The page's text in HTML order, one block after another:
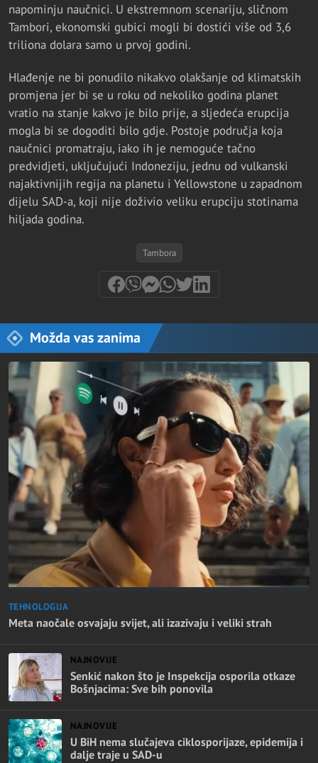
napominju naučnici. U ekstremnom scenariju, sličnom
Tambori, ekonomski gubici mogli bi dostići više od 3,6
triliona dolara samo u prvoj godini.
Hlađenje ne bi ponudilo nikakvo olakšanje od klimatskih
promjena jer bi se u roku od nekoliko godina planet
vratio na stanje kakvo je bilo prije, a sljedeća erupcija
mogla bi se dogoditi bilo gdje. Postoje područja koja
naučnici promatraju, iako ih je nemoguće tačno
predvidjeti, uključujući Indoneziju, jednu od vulkanski
najaktivnijih regija na planetu i Yellowstone u zapadnom
dijelu SAD-a, koji nije doživio veliku erupciju stotinama
hiljada godina.
Tambora
Možda vas zanima
TEHNOLOGIJA
Meta naočale osvajaju svijet, ali izazivaju i veliki strah
NAJNOVIJE
Senkić nakon što je Inspekcija osporila otkaze
Bošnjacima: Sve bih ponovila
NAJNOVIJE
U BiH nema slučajeva ciklosporijaze, epidemija i
dalje traje u SAD-u